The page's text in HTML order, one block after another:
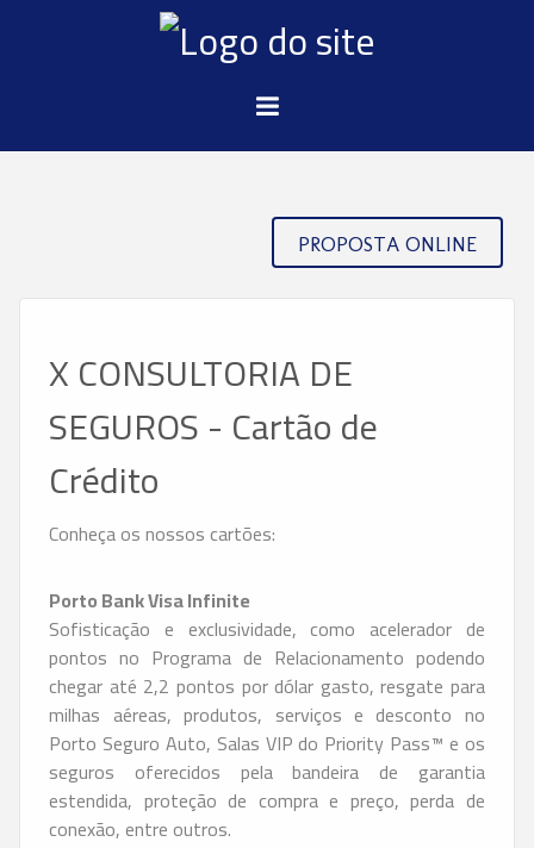
PROPOSTA ONLINE
X CONSULTORIA DE
SEGUROS - Cartão de
Crédito
Conheça os nossos cartões:
PortoBankVisa Infinite
Sofisticação e exclusividade, como acelerador de
pontos no Programa de Relacionamento podendo
chegar até 2,2 pontos por dólar gasto, resgate para
milhas aéreas, produtos, serviços e desconto no
Porto Seguro Auto, Salas VIP do Priority Pass™ e os
seguros oferecidos pela bandeira de garantia
estendida, proteção de compra e preço, perda de
conexão, entre outros.